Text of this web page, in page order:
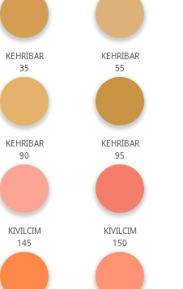
KEHRİBAR
35
KEHRİBAR
55
KEHRİBAR
90
KEHRİBAR
95
KIVILCIM
145
KIVILCIM
150